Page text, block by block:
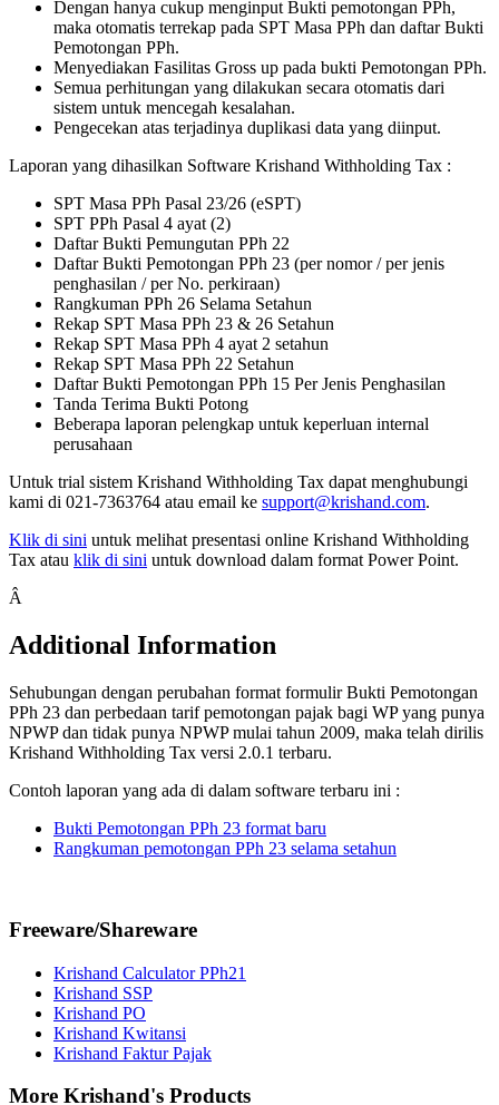
Dengan hanya cukup menginput Bukti pemotongan PPh,
maka otomatis terrekap pada SPT Masa PPh dan daftar Bukti
Pemotongan PPh.
Menyediakan Fasilitas Gross up pada bukti Pemotongan PPh.
Semua perhitungan yang dilakukan secara otomatis dari
sistem untuk mencegah kesalahan.
Pengecekan atas terjadinya duplikasi data yang diinput.
Laporan yang dihasilkan Software Krishand Withholding Tax :
SPT Masa PPh Pasal 23/26 (eSPT)
SPT PPh Pasal 4 ayat (2)
Daftar Bukti Pemungutan PPh 22
Daftar Bukti Pemotongan PPh 23 (per nomor / per jenis
penghasilan / per No. perkiraan)
Rangkuman PPh 26 Selama Setahun
Rekap SPT Masa PPh 23 & 26 Setahun
Rekap SPT Masa PPh 4 ayat 2 setahun
Rekap SPT Masa PPh 22 Setahun
Daftar Bukti Pemotongan PPh 15 Per Jenis Penghasilan
Tanda Terima Bukti Potong
Beberapa laporan pelengkap untuk keperluan internal
perusahaan
Untuk trial sistem Krishand Withholding Tax dapat menghubungi
kami di 021-7363764 atau email ke support@krishand.com.
Klik di sini untuk melihat presentasi online Krishand Withholding
Tax atau klik di sini untuk download dalam format Power Point.
Â
Additional Information
Sehubungan dengan perubahan format formulir Bukti Pemotongan
PPh 23 dan perbedaan tarif pemotongan pajak bagi WP yang punya
NPWP dan tidak punya NPWP mulai tahun 2009, maka telah dirilis
Krishand Withholding Tax versi 2.0.1 terbaru.
Contoh laporan yang ada di dalam software terbaru ini :
Bukti Pemotongan PPh 23 format baru
Rangkuman pemotongan PPh 23 selama setahun
Freeware/Shareware
Krishand Calculator PPh21
Krishand SSP
Krishand PO
Krishand Kwitansi
Krishand Faktur Pajak
More Krishand's Products